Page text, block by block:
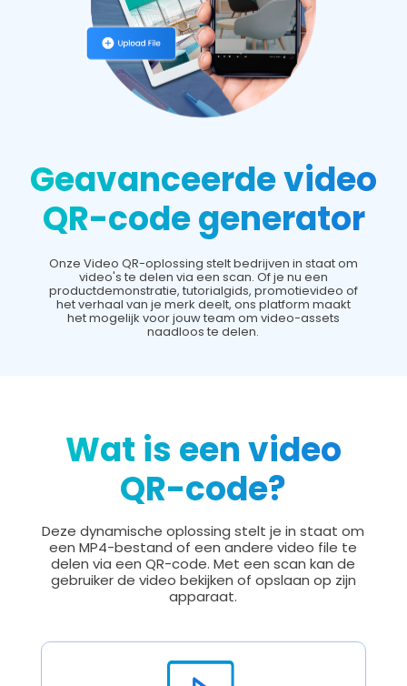
Geavanceerde video
QR-code generator
Onze Video QR-oplossing stelt bedrijven in staat om
video's te delen via een scan. Of je nu een
productdemonstratie, tutorialgids, promotievideo of
het verhaal van je merk deelt, ons platform maakt
het mogelijk voor jouw team om video-assets
naadloos te delen.
Wat is een video
QR-code?
Deze dynamische oplossing stelt je in staat om
een MP4-bestand of een andere video file te
delen via een QR-code. Met een scan kan de
gebruiker de video bekijken of opslaan op zijn
apparaat.